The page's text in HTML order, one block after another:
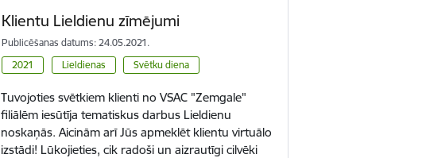
Klientu Lieldienu zīmējumi
Publicēšanas datums: 24.05.2021.
2021
Lieldienas Svētku diena
Tuvojoties svētkiem klienti no VSAC "Zemgale"
filiālēm iesūtīja tematiskus darbus Lieldienu
noskaņās. Aicinām arī Jūs apmeklēt klientu virtuālo
izstādi! Lūkojieties, cik radoši un aizrautīgi cilvēki